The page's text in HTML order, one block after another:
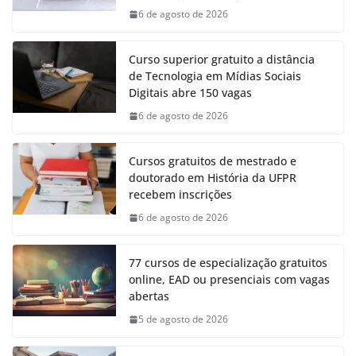
6 de agosto de 2026
Curso superior gratuito a distância
de Tecnologia em Mídias Sociais
Digitais abre 150 vagas
6 de agosto de 2026
Cursos gratuitos de mestrado e
doutorado em História da UFPR
recebem inscrições
6 de agosto de 2026
77 cursos de especialização gratuitos
online, EAD ou presenciais com vagas
abertas
5 de agosto de 2026